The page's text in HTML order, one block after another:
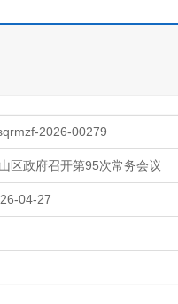
2026-00279
区政府召开第95次常务会议
04-27